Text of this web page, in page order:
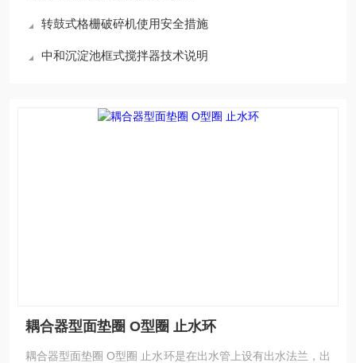
转鼓式格栅破碎机使用安全措施
中和沉淀池框式搅拌器技术说明
耦合器型面垫圈 O型圈 止水环
耦合器型面垫圈 O型圈 止水环是在出水管上设有出水法兰，出